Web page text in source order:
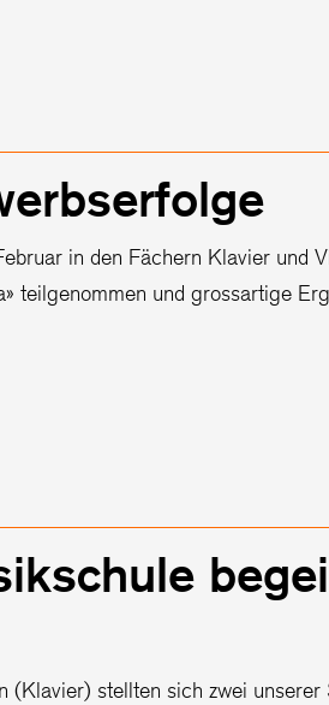
in den Fächern Klavier und
teilgenommen und grossartige
stellten sich zwei